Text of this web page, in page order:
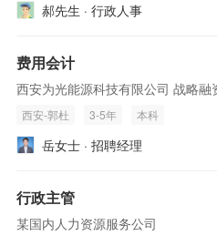
郝先生 · 行政人事
费用会计
西安为光能源科技有限公司 战略融
西安-郭杜 3-5年 本科
岳女士 · 招聘经理
行政主管
某国内人力资源服务公司